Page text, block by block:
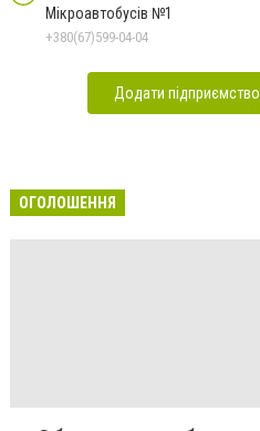
Мікроавтобусів №1
+380(67)599-04-04
Додати підприємство
ОГОЛОШЕННЯ